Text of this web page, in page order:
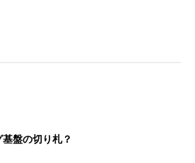
盤の切り札？